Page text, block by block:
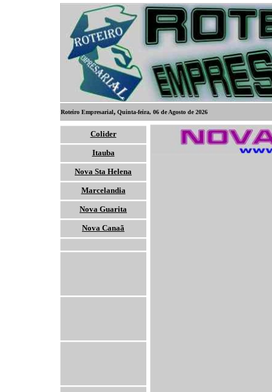
Roteiro Empresarial, Quinta-feira, 06 de Agosto de 2026
Colider
Itauba
Nova Sta Helena
Marcelandia
Nova Guarita
Nova Canaã